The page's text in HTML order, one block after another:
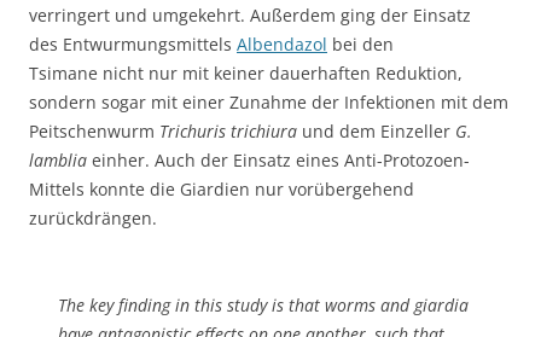
verringert und umgekehrt. Außerdem ging der Einsatz
des Entwurmungsmittels Albendazol bei den
Tsimane nicht nur mit keiner dauerhaften Reduktion,
sondern sogar mit einer Zunahme der Infektionen mit dem
Peitschenwurm Trichuris trichiura und dem Einzeller G.
lamblia einher. Auch der Einsatz eines Anti-Protozoen-
Mittels konnte die Giardien nur vorübergehend
zurückdrängen.
The key finding in this study is that worms and giardia